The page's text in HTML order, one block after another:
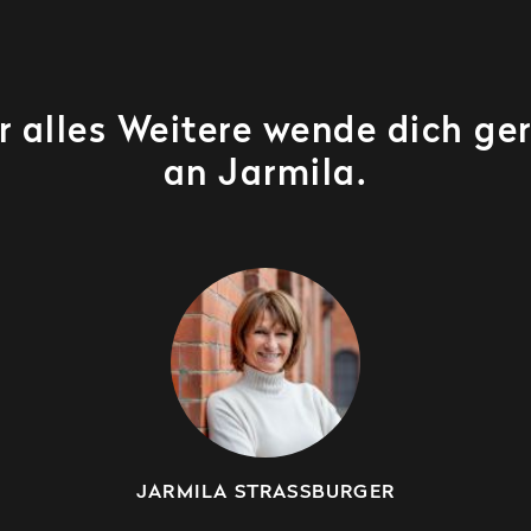
alles Weitere wende dich
an Jarmila.
JARMILA STRASSBURGER